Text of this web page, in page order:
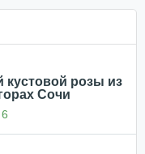
кустовой розы из
Сочи
6